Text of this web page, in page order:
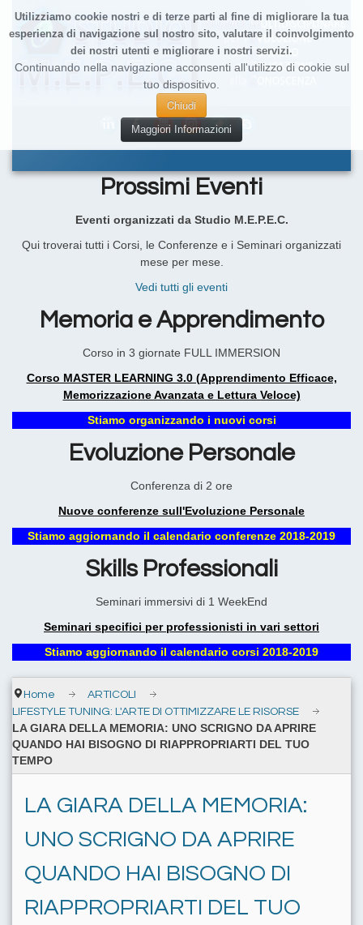
Utilizziamo cookie nostri e di terze parti al fine di migliorare la tua
esperienza di navigazione sul nostro sito, valutare il coinvolgimento
dei nostri utenti e migliorare i nostri servizi.
Continuando nella navigazione acconsenti all'utilizzo di cookie sul
tuo dispositivo.
Chiudi
Maggiori Informazioni
Prossimi Eventi
Eventi organizzati da Studio M.E.P.E.C.
Qui troverai tutti i Corsi, le Conferenze e i Seminari organizzati
mese per mese.
Vedi tutti gli eventi
Memoria e Apprendimento
Corso in 3 giornate FULL IMMERSION
Corso MASTER LEARNING 3.0 (Apprendimento Efficace,
Memorizzazione Avanzata e Lettura Veloce)
Stiamo organizzando i nuovi corsi
Evoluzione Personale
Conferenza di 2 ore
Nuove conferenze sull'Evoluzione Personale
Stiamo aggiornando il calendario conferenze 2018-2019
Skills Professionali
Seminari immersivi di 1 WeekEnd
Seminari specifici per professionisti in vari settori
Stiamo aggiornando il calendario corsi 2018-2019
Home
ARTICOLI
LIFESTYLE TUNING: L'ARTE DI OTTIMIZZARE LE RISORSE
LA GIARA DELLA MEMORIA: UNO SCRIGNO DA APRIRE
QUANDO HAI BISOGNO DI RIAPPROPRIARTI DEL TUO
TEMPO
LA GIARA DELLA MEMORIA:
UNO SCRIGNO DA APRIRE
QUANDO HAI BISOGNO DI
RIAPPROPRIARTI DEL TUO